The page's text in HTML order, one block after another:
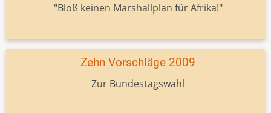
"Bloß keinen Marshallplan für Afrika!"
Zehn Vorschläge 2009
Zur Bundestagswahl